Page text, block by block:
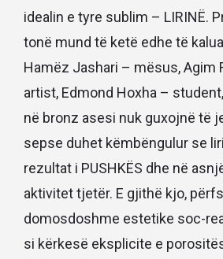
idealin e tyre sublim – LIRINË.
tonë mund të ketë edhe të
Hamëz Jashari – mësus, Agim
artist, Edmond Hoxha –
në bronz asesi nuk guxojnë të
sepse duhet këmbëngulur se
rezultat i PUSHKËS dhe në
aktivitet tjetër. E gjithë kjo,
domosdoshme estetike soc-
si kërkesë eksplicite e